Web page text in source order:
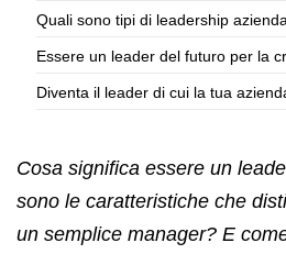
Quali sono tipi di leadership
Essere un leader del futuro per la
Diventa il leader di cui la tua
Cosa significa essere un
sono le caratteristiche che
un semplice manager? E